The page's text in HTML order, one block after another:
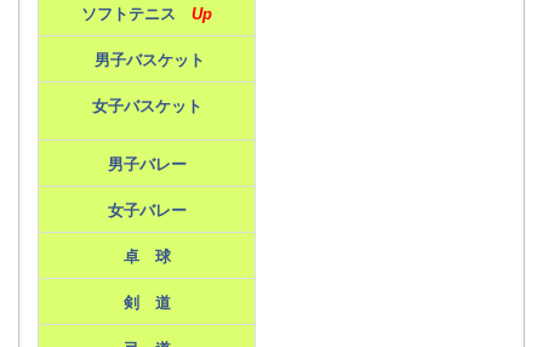
ソフトテニス Up
男子バスケット
女子バスケット
男子バレー
女子バレー
卓 球
剣 道